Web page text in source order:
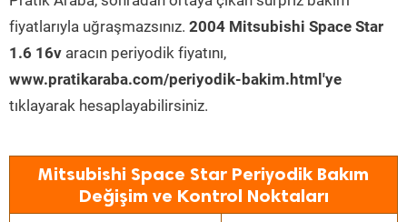
fiyatlarıyla uğraşmazsınız. 2004 Mitsubishi Space Star
1.6 16v aracın periyodik fiyatını,
www.pratikaraba.com/periyodik-bakim.html'ye
tıklayarak hesaplayabilirsiniz.
Mitsubishi Space Star Periyodik Bakım
Değişim ve Kontrol Noktaları